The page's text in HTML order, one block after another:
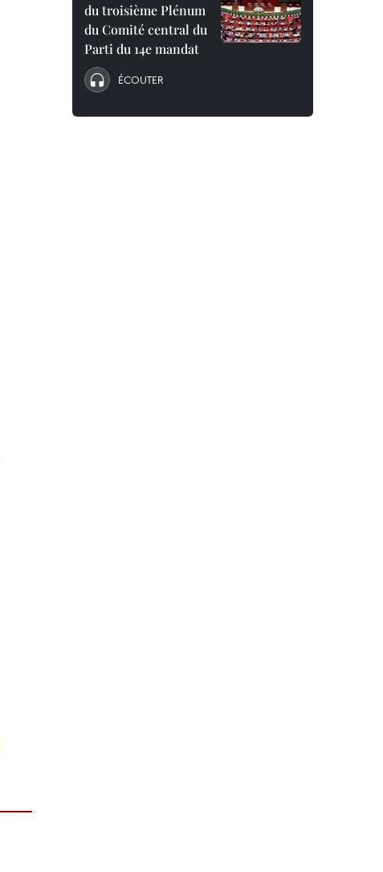
du troisième Plénum
du Comité central du
Parti du 14e mandat
ÉCOUTER